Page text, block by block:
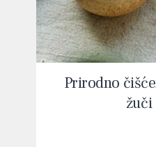
Prirodno
žuči